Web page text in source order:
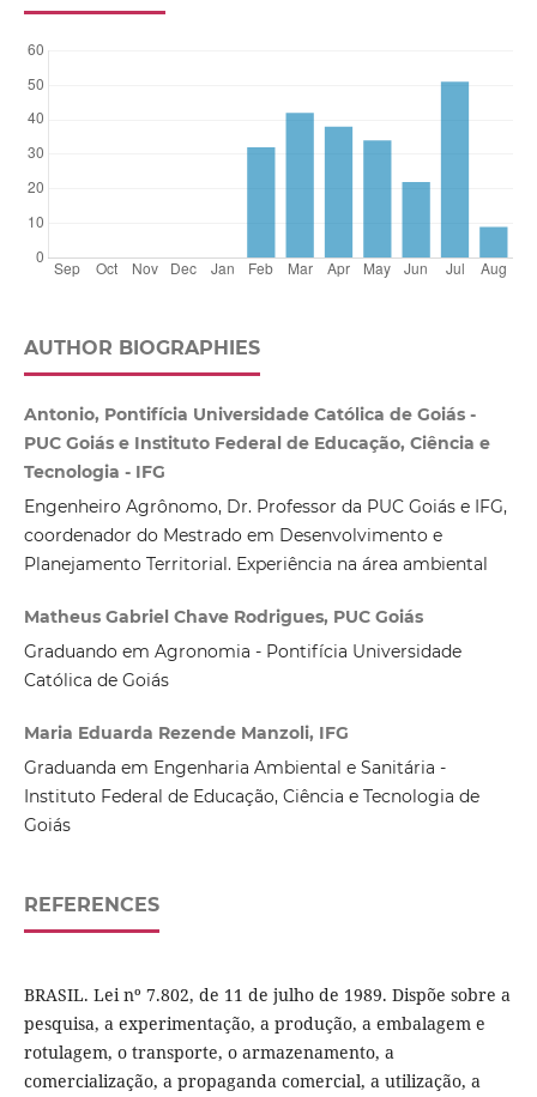
AUTHOR BIOGRAPHIES
Antonio, Pontifícia Universidade Católica de Goiás -
PUC Goiás e Instituto Federal de Educação, Ciência e
Tecnologia - IFG
Engenheiro Agrônomo, Dr. Professor da PUC Goiás e IFG,
coordenador do Mestrado em Desenvolvimento e
Planejamento Territorial. Experiência na área ambiental
Matheus Gabriel Chave Rodrigues, PUC Goiás
Graduando em Agronomia - Pontifícia Universidade
Católica de Goiás
Maria Eduarda Rezende Manzoli, IFG
Graduanda em Engenharia Ambiental e Sanitária -
Instituto Federal de Educação, Ciência e Tecnologia de
Goiás
REFERENCES
BRASIL. Lei nº 7.802, de 11 de julho de 1989. Dispõe sobre a
pesquisa, a experimentação, a produção, a embalagem e
rotulagem, o transporte, o armazenamento, a
comercialização, a propaganda comercial, a utilização, a